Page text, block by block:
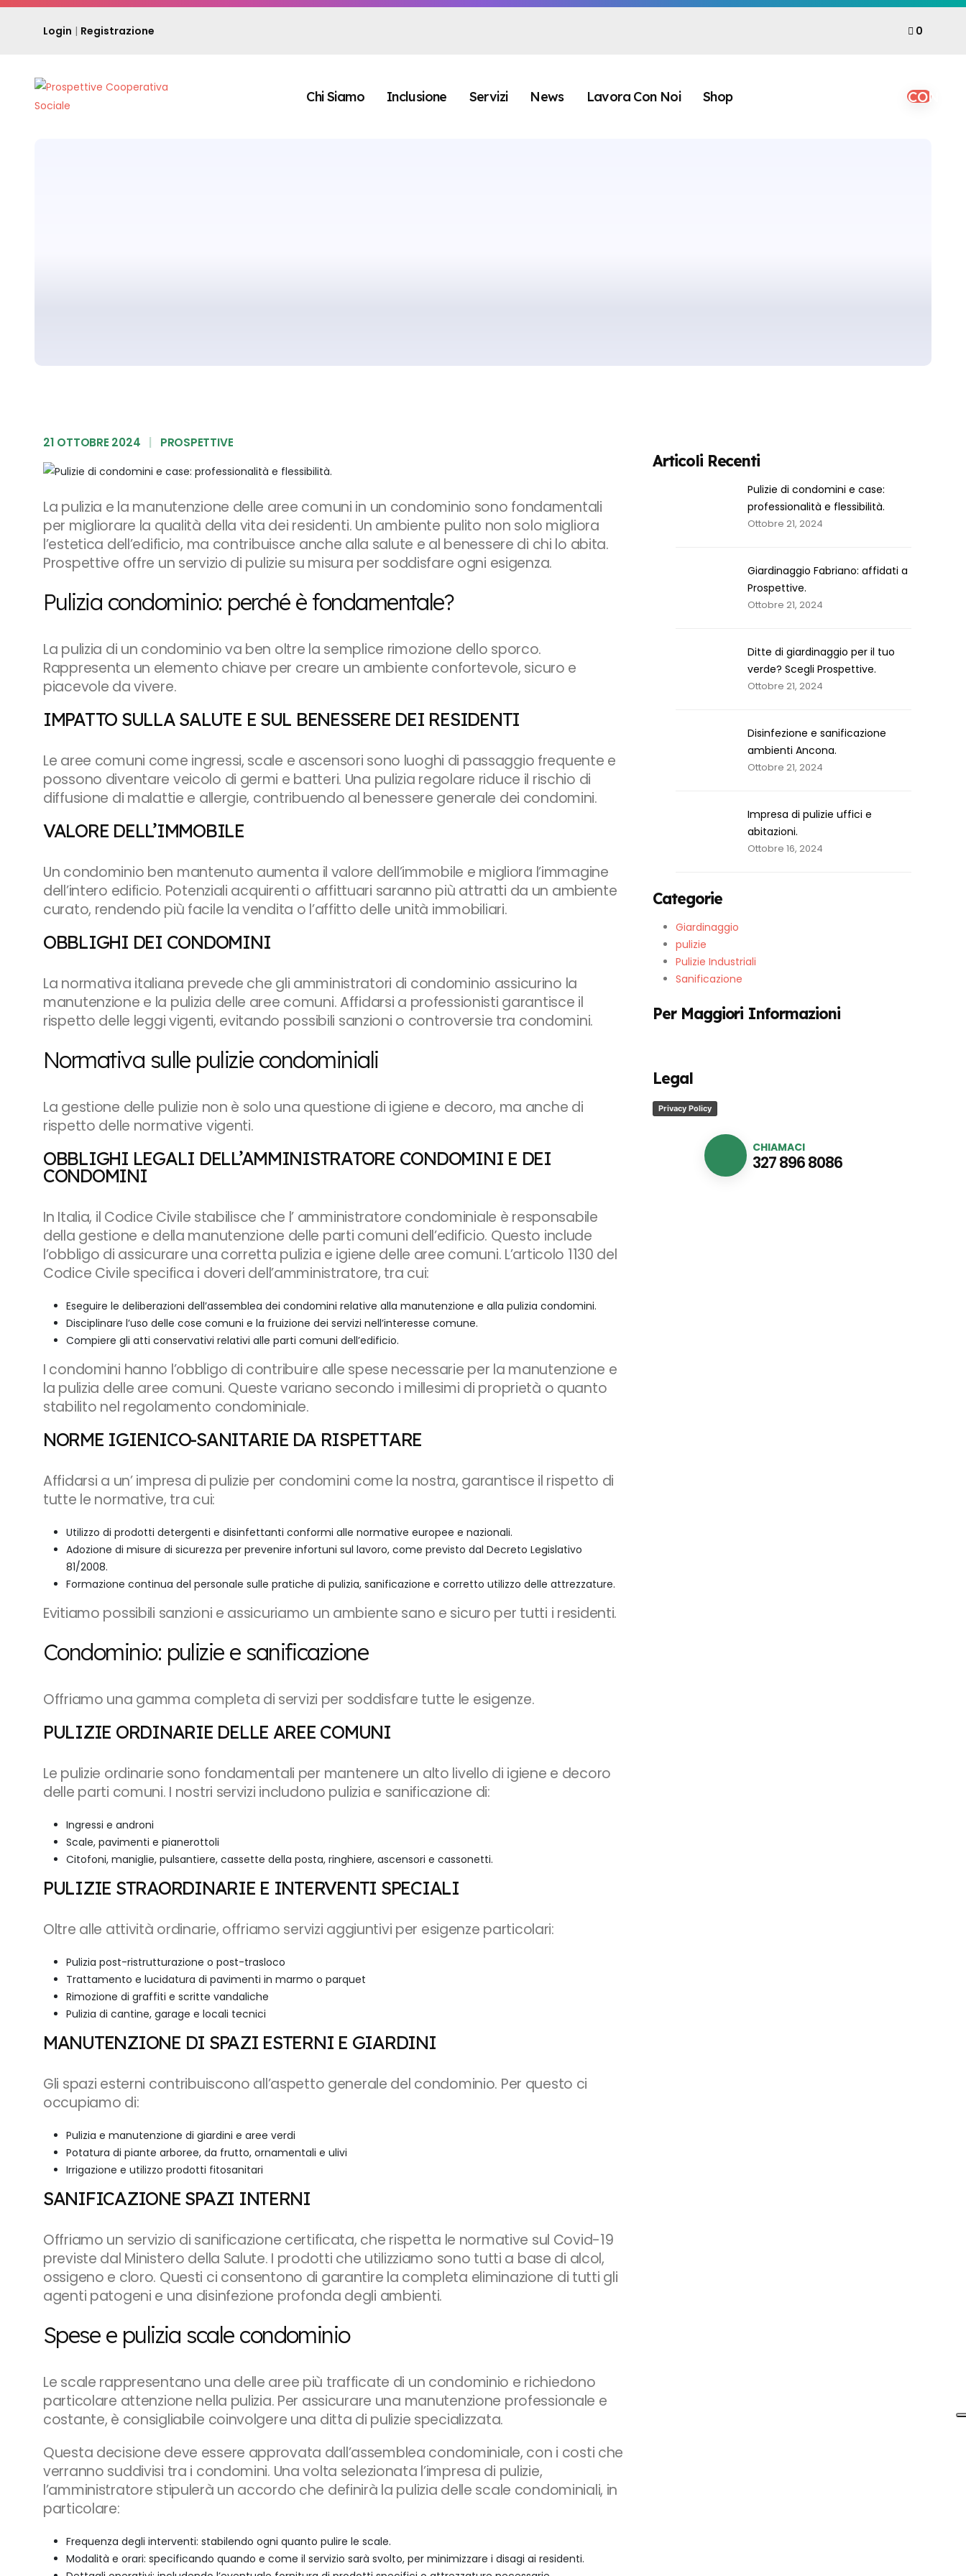
Login | Registrazione 0
Chi Siamo Inclusione Servizi News Lavora Con Noi Shop
21 OTTOBRE 2024 PROSPETTIVE
La pulizia e la manutenzione delle aree comuni in un condominio sono fondamentali
per migliorare la qualità della vita dei residenti. Un ambiente pulito non solo migliora
l’estetica dell’edificio, ma contribuisce anche alla salute e al benessere di chi lo abita.
Prospettive offre un servizio di pulizie su misura per soddisfare ogni esigenza.
Pulizia condominio: perché è fondamentale?
La pulizia di un condominio va ben oltre la semplice rimozione dello sporco.
Rappresenta un elemento chiave per creare un ambiente confortevole, sicuro e
piacevole da vivere.
IMPATTO SULLA SALUTE E SUL BENESSERE DEI RESIDENTI
Le aree comuni come ingressi, scale e ascensori sono luoghi di passaggio frequente e
possono diventare veicolo di germi e batteri. Una pulizia regolare riduce il rischio di
diffusione di malattie e allergie, contribuendo al benessere generale dei condomini.
VALORE DELL’IMMOBILE
Un condominio ben mantenuto aumenta il valore dell’immobile e migliora l’immagine
dell’intero edificio. Potenziali acquirenti o affittuari saranno più attratti da un ambiente
curato, rendendo più facile la vendita o l’affitto delle unità immobiliari.
OBBLIGHI DEI CONDOMINI
La normativa italiana prevede che gli amministratori di condominio assicurino la
manutenzione e la pulizia delle aree comuni. Affidarsi a professionisti garantisce il
rispetto delle leggi vigenti, evitando possibili sanzioni o controversie tra condomini.
Normativa sulle pulizie condominiali
La gestione delle pulizie non è solo una questione di igiene e decoro, ma anche di
rispetto delle normative vigenti.
OBBLIGHI LEGALI DELL’AMMINISTRATORE CONDOMINI E DEI
CONDOMINI
In Italia, il Codice Civile stabilisce che l’ amministratore condominiale è responsabile
della gestione e della manutenzione delle parti comuni dell’edificio. Questo include
l’obbligo di assicurare una corretta pulizia e igiene delle aree comuni. L’articolo 1130 del
Codice Civile specifica i doveri dell’amministratore, tra cui:
Eseguire le deliberazioni dell’assemblea dei condomini relative alla manutenzione e alla pulizia condomini.
Disciplinare l’uso delle cose comuni e la fruizione dei servizi nell’interesse comune.
Compiere gli atti conservativi relativi alle parti comuni dell’edificio.
I condomini hanno l’obbligo di contribuire alle spese necessarie per la manutenzione e
la pulizia delle aree comuni. Queste variano secondo i millesimi di proprietà o quanto
stabilito nel regolamento condominiale.
NORME IGIENICO-SANITARIE DA RISPETTARE
Affidarsi a un’ impresa di pulizie per condomini come la nostra, garantisce il rispetto di
tutte le normative, tra cui:
Utilizzo di prodotti detergenti e disinfettanti conformi alle normative europee e nazionali.
Adozione di misure di sicurezza per prevenire infortuni sul lavoro, come previsto dal Decreto Legislativo
81/2008.
Formazione continua del personale sulle pratiche di pulizia, sanificazione e corretto utilizzo delle attrezzature.
Evitiamo possibili sanzioni e assicuriamo un ambiente sano e sicuro per tutti i residenti.
Condominio: pulizie e sanificazione
Offriamo una gamma completa di servizi per soddisfare tutte le esigenze.
PULIZIE ORDINARIE DELLE AREE COMUNI
Le pulizie ordinarie sono fondamentali per mantenere un alto livello di igiene e decoro
delle parti comuni. I nostri servizi includono pulizia e sanificazione di:
Ingressi e androni
Scale, pavimenti e pianerottoli
Citofoni, maniglie, pulsantiere, cassette della posta, ringhiere, ascensori e cassonetti.
PULIZIE STRAORDINARIE E INTERVENTI SPECIALI
Oltre alle attività ordinarie, offriamo servizi aggiuntivi per esigenze particolari:
Pulizia post-ristrutturazione o post-trasloco
Trattamento e lucidatura di pavimenti in marmo o parquet
Rimozione di graffiti e scritte vandaliche
Pulizia di cantine, garage e locali tecnici
MANUTENZIONE DI SPAZI ESTERNI E GIARDINI
Gli spazi esterni contribuiscono all’aspetto generale del condominio. Per questo ci
occupiamo di:
Pulizia e manutenzione di giardini e aree verdi
Potatura di piante arboree, da frutto, ornamentali e ulivi
Irrigazione e utilizzo prodotti fitosanitari
SANIFICAZIONE SPAZI INTERNI
Offriamo un servizio di sanificazione certificata, che rispetta le normative sul Covid-19
previste dal Ministero della Salute. I prodotti che utilizziamo sono tutti a base di alcol,
ossigeno e cloro. Questi ci consentono di garantire la completa eliminazione di tutti gli
agenti patogeni e una disinfezione profonda degli ambienti.
Spese e pulizia scale condominio
Le scale rappresentano una delle aree più trafficate di un condominio e richiedono
particolare attenzione nella pulizia. Per assicurare una manutenzione professionale e
costante, è consigliabile coinvolgere una ditta di pulizie specializzata.
Questa decisione deve essere approvata dall’assemblea condominiale, con i costi che
verranno suddivisi tra i condomini. Una volta selezionata l’impresa di pulizie,
l’amministratore stipulerà un accordo che definirà la pulizia delle scale condominiali, in
particolare:
Frequenza degli interventi: stabilendo ogni quanto pulire le scale.
Modalità e orari: specificando quando e come il servizio sarà svolto, per minimizzare i disagi ai residenti.
Articoli Recenti
Pulizie di condomini e case:
professionalità e flessibilità.
Ottobre 21, 2024
Giardinaggio Fabriano: affidati a
Prospettive.
Ottobre 21, 2024
Ditte di giardinaggio per il tuo
verde? Scegli Prospettive.
Ottobre 21, 2024
Disinfezione e sanificazione
ambienti Ancona.
Ottobre 21, 2024
Impresa di pulizie uffici e
abitazioni.
Ottobre 16, 2024
Categorie
Giardinaggio
pulizie
Pulizie Industriali
Sanificazione
Per Maggiori Informazioni
Legal
Privacy Policy
CHIAMACI
327 896 8086